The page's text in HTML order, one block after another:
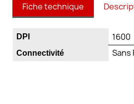
Fiche technique
DPI 1600
Connectivité Sans